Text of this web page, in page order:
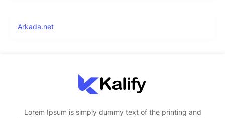
Arkada.net
Lorem Ipsum is simply dummy text of the printing and